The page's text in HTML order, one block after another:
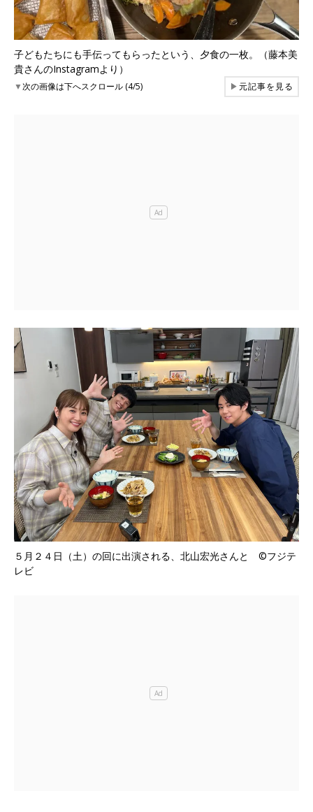
子どもたちにも手伝ってもらったという、夕食の一枚。（藤本美
貴さんのInstagramより）
▼次の画像は下へスクロール (4/5) ▶元記事を見る
５月２４日（土）の回に出演される、北山宏光さんと ©フジテ
レビ